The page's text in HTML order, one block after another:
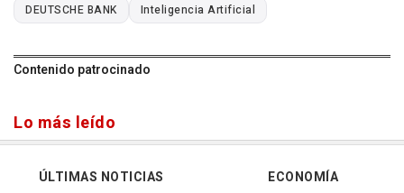
DEUTSCHE BANK Inteligencia Artificial
Contenido patrocinado
Lo más leído
ÚLTIMAS NOTICIAS
ECONOMÍA